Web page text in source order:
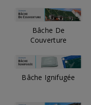
Bâche De
Couverture
Bâche Ignifugée